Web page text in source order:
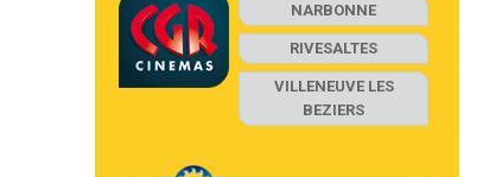
NARBONNE
RIVESALTES
VILLENEUVE LES
BEZIERS